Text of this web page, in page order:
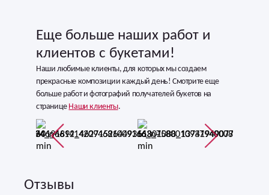
Еще больше наших работ и
клиентов с букетами!
Наши любимые клиенты, для которых мы создаем
прекрасные композиции каждый день! Смотрите еще
больше работ и фотографий получателей букетов на
странице Наши клиенты.
Отзывы